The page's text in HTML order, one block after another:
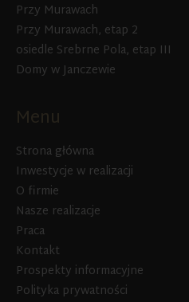
Przy Murawach
Przy Murawach, etap 2
osiedle Srebrne Pola, etap III
Domy w Janczewie
Menu
Strona główna
Inwestycje w realizacji
O firmie
Nasze realizacje
Praca
Kontakt
Prospekty informacyjne
Polityka prywatności